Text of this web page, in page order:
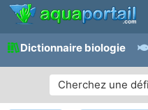
Dictionnaire biologie